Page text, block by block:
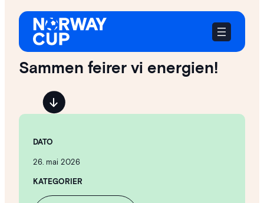
Hopp
innhold
Sammen feirer vi energien!
DATO
26. mai 2026
KATEGORIER